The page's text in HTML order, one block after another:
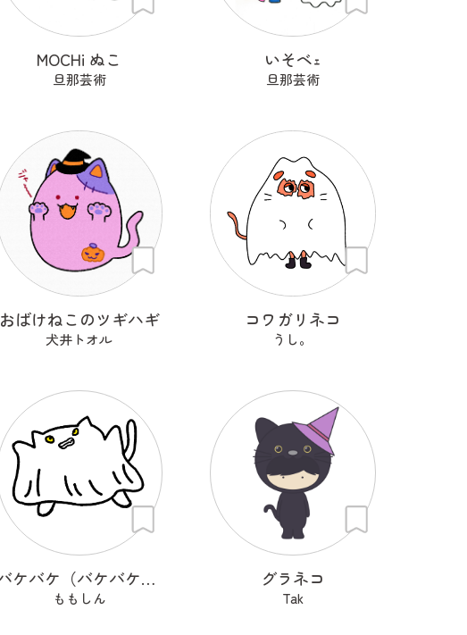
MOCHi ぬこ
旦那芸術
いそベｪ
旦那芸術
おばけねこのツギハギ
犬井トオル
コワガリネコ
うし。
バケバケ（バケバケはネコ）
ももしん
グラネコ
Tak